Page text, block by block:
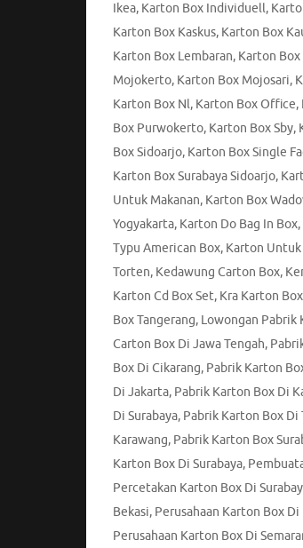
Ikea, Karton Box Individuell,
Karton Box Kaskus, Karton Box
Karton Box Lembaran, Karton Box
Mojokerto, Karton Box Mojosari,
Karton Box Nl, Karton Box Office,
Box Purwokerto, Karton Box Sby,
Box Sidoarjo, Karton Box Single
Karton Box Surabaya Sidoarjo,
Untuk Makanan, Karton Box
Yogyakarta, Karton Do Bag In Box,
Typu American Box, Karton Untuk
Torten, Kedawung Carton Box,
Karton Cd Box Set, Kra Karton Box
Box Tangerang, Lowongan Pabrik
Carton Box Di Jawa Tengah,
Box Di Cikarang, Pabrik Karton
Di Jakarta, Pabrik Karton Box Di
Di Surabaya, Pabrik Karton Box Di
Karawang, Pabrik Karton Box
Karton Box Di Surabaya,
Percetakan Karton Box Di
Bekasi, Perusahaan Karton Box
Perusahaan Karton Box Di